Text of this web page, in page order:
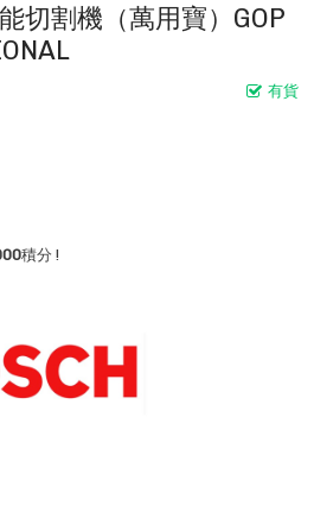
切割機（萬用寶）GOP
有貨
積分 !